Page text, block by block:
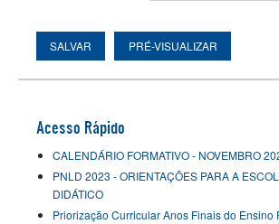
Acesso Rápido
CALENDÁRIO FORMATIVO - NOVEMBRO
PNLD 2023 - ORIENTAÇÕES PARA A
DIDÁTICO
Priorização Curricular Anos Finais do Ensino